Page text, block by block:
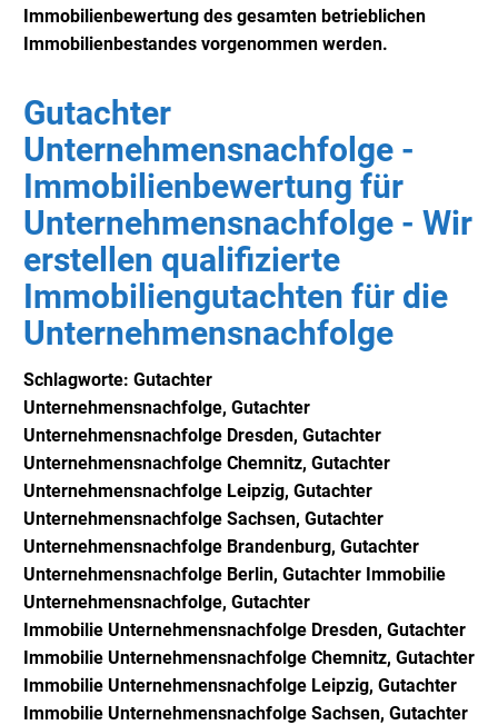
Immobilienbewertung des gesamten betrieblichen
Immobilienbestandes vorgenommen werden.
Gutachter
Unternehmensnachfolge -
Immobilienbewertung für
Unternehmensnachfolge - Wir
erstellen qualifizierte
Immobiliengutachten für die
Unternehmensnachfolge
Schlagworte: Gutachter
Unternehmensnachfolge, Gutachter
Unternehmensnachfolge Dresden, Gutachter
Unternehmensnachfolge Chemnitz, Gutachter
Unternehmensnachfolge Leipzig, Gutachter
Unternehmensnachfolge Sachsen, Gutachter
Unternehmensnachfolge Brandenburg, Gutachter
Unternehmensnachfolge Berlin, Gutachter Immobilie
Unternehmensnachfolge, Gutachter
Immobilie Unternehmensnachfolge Dresden, Gutachter
Immobilie Unternehmensnachfolge Chemnitz, Gutachter
Immobilie Unternehmensnachfolge Leipzig, Gutachter
Immobilie Unternehmensnachfolge Sachsen, Gutachter